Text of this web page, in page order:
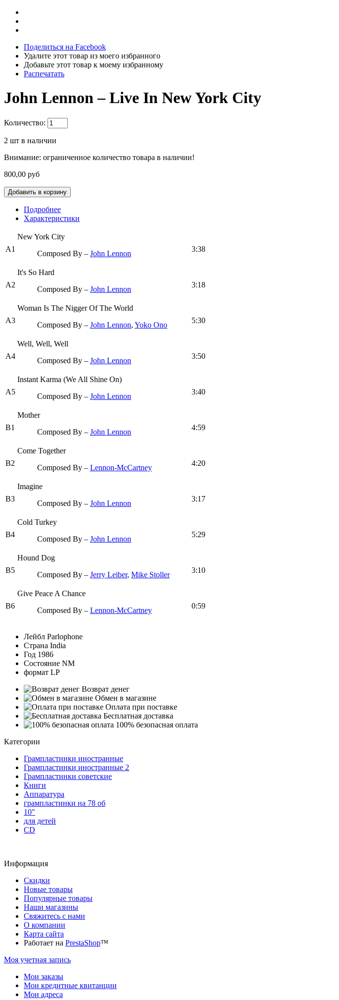
Поделиться на Facebook
Удалите этот товар из моего избранного
Добавьте этот товар к моему избранному
Распечатать
John Lennon ‎– Live In New York City
Количество:
2 шт в наличии
Внимание: ограниченное количество товара в наличии!
800,00 руб
Подробнее
Характеристики
A1
New York City
Composed By – John Lennon
3:38
A2
It's So Hard
Composed By – John Lennon
3:18
A3
Woman Is The Nigger Of The World
Composed By – John Lennon, Yoko Ono
5:30
A4
Well, Well, Well
Composed By – John Lennon
3:50
A5
Instant Karma (We All Shine On)
Composed By – John Lennon
3:40
B1
Mother
Composed By – John Lennon
4:59
B2
Come Together
Composed By – Lennon-McCartney
4:20
B3
Imagine
Composed By – John Lennon
3:17
B4
Cold Turkey
Composed By – John Lennon
5:29
B5
Hound Dog
Composed By – Jerry Leiber, Mike Stoller
3:10
B6
Give Peace A Chance
Composed By – Lennon-McCartney
0:59
Лейбл Parlophone
Страна India
Год 1986
Состояние NM
формат LP
Возврат денег
Обмен в магазине
Оплата при поставке
Бесплатная доставка
100% безопасная оплата
Категории
Грампластинки иностранные
Грампластинки иностранные 2
Грампластинки советские
Книги
Аппаратура
грампластинки на 78 об
10"
для детей
CD
Информация
Скидки
Новые товары
Популярные товары
Наши магазины
Свяжитесь с нами
О компании
Карта сайта
Работает на PrestaShop™
Моя учетная запись
Мои заказы
Мои кредитные квитанции
Мои адреса